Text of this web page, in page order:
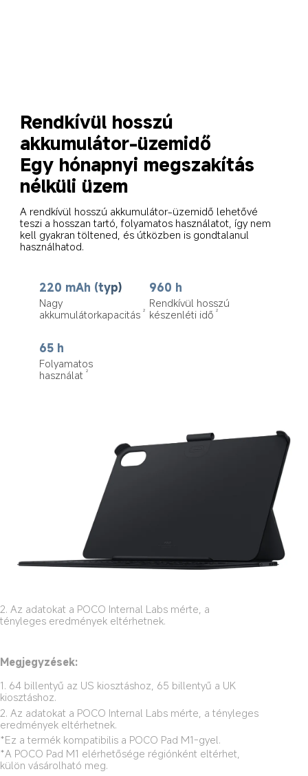
Rendkívül hosszú
akkumulátor-üzemidő
Egy hónapnyi megszakítás
nélküli üzem
A rendkívül hosszú akkumulátor-üzemidő lehetővé
teszi a hosszan tartó, folyamatos használatot, így nem
kell gyakran töltened, és útközben is gondtalanul
használhatod.
220 mAh (typ)
Nagy
akkumulátorkapacitás 2
960 h
Rendkívül hosszú
készenléti idő 2
65 h
Folyamatos
használat 2
2. Az adatokat a POCO Internal Labs mérte, a
tényleges eredmények eltérhetnek.
Megjegyzések:
1. 64 billentyű az US kiosztáshoz, 65 billentyű a UK
kiosztáshoz.
2. Az adatokat a POCO Internal Labs mérte, a tényleges
eredmények eltérhetnek.
*Ez a termék kompatibilis a POCO Pad M1-gyel.
*A POCO Pad M1 elérhetősége régiónként eltérhet,
külön vásárolható meg.